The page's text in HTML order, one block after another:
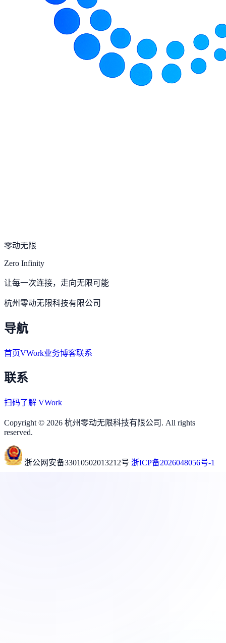
零动无限
Zero Infinity
让每一次连接，走向无限可能
杭州零动无限科技有限公司
导航
首页VWork业务博客联系
联系
扫码了解 VWork
Copyright © 2026 杭州零动无限科技有限公司. All rights
reserved.
浙公网安备33010502013212号 浙ICP备2026048056号-1